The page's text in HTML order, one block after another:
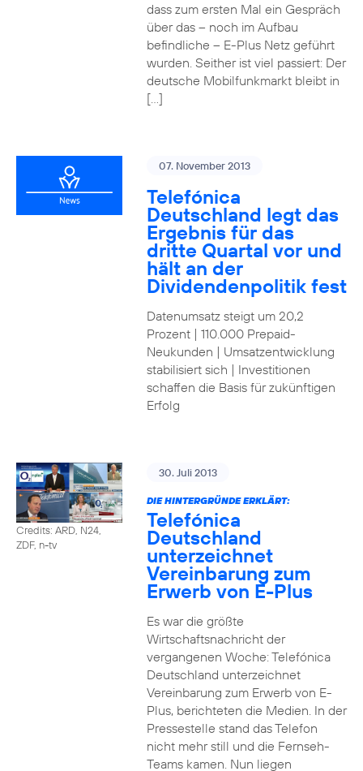
dass zum ersten Mal ein Gespräch
über das – noch im Aufbau
befindliche – E-Plus Netz geführt
wurden. Seither ist viel passiert: Der
deutsche Mobilfunkmarkt bleibt in
[…]
07. November 2013
Telefónica
Deutschland legt das
Ergebnis für das
dritte Quartal vor und
hält an der
Dividendenpolitik fest
Datenumsatz steigt um 20,2
Prozent | 110.000 Prepaid-
Neukunden | Umsatzentwicklung
stabilisiert sich | Investitionen
schaffen die Basis für zukünftigen
Erfolg
Credits: ARD, N24,
ZDF, n-tv
30. Juli 2013
DIE HINTERGRÜNDE ERKLÄRT:
Telefónica
Deutschland
unterzeichnet
Vereinbarung zum
Erwerb von E-Plus
Es war die größte
Wirtschaftsnachricht der
vergangenen Woche: Telefónica
Deutschland unterzeichnet
Vereinbarung zum Erwerb von E-
Plus, berichteten die Medien. In der
Pressestelle stand das Telefon
nicht mehr still und die Fernseh-
Teams kamen. Nun liegen